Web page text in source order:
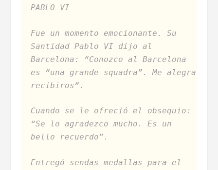
PABLO VI
Fue un momento emocionante. Su
Santidad Pablo VI dijo al
Barcelona: “Conozco al Barcelona
es “una grande squadra”. Me alegra
recibiros”.
Cuando se le ofreció el obsequio:
“Se lo agradezco mucho. Es un
bello recuerdo”.
Entregó sendas medallas para el